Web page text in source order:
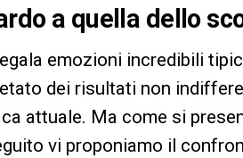
a quella dello
emozioni incredibili
dei risultati non
attuale. Ma come si
vi proponiamo il